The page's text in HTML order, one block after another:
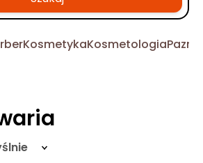
KosmetykaKosmetologia